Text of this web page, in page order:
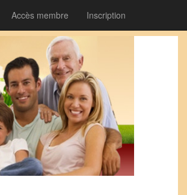
Accès membre Inscription